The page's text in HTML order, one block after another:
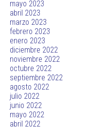
mayo 2023
abril 2023
marzo 2023
febrero 2023
enero 2023
diciembre 2022
noviembre 2022
octubre 2022
septiembre 2022
agosto 2022
julio 2022
junio 2022
mayo 2022
abril 2022